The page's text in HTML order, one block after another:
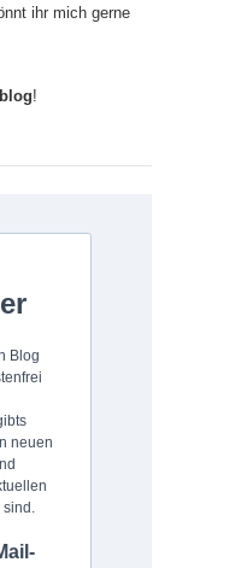
ihr mich gerne
!
Blog
neuen
sind.